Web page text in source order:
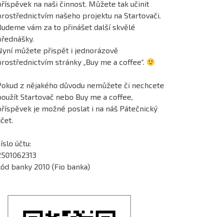
na naši činnost. Můžete tak učinit
našeho projektu na Startovači.
vám za to přinášet další skvělé
můžete přispět i jednorázově
stránky „Buy me a coffee“.
z nějakého důvodu nemůžete či nechcete
Startovač nebo Buy me a coffee,
je možné poslat i na náš Pátečnický
účtu:
banky 2010 (Fio banka)